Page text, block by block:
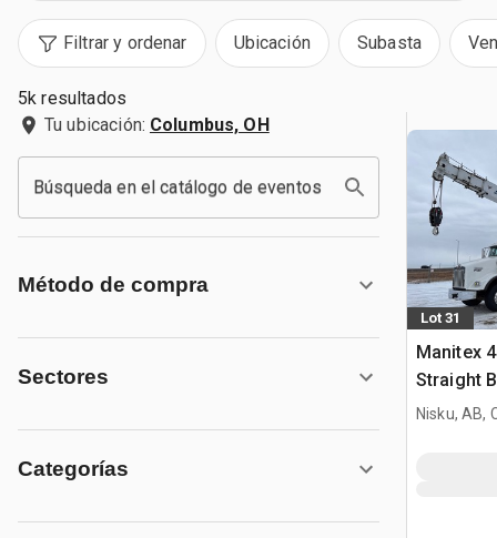
Filtrar y ordenar Ubicación Subasta
5k resultados
Tu ubicación: Columbus, OH
Búsqueda en el catálogo de eventos
Método de compra
Sectores
Categorías
Lot 31
Manitex
Straight
Nisku, AB,